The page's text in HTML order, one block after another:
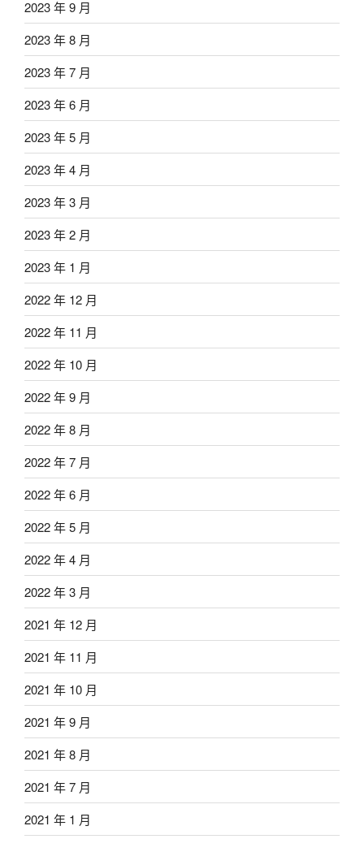
2023 年 9 月
2023 年 8 月
2023 年 7 月
2023 年 6 月
2023 年 5 月
2023 年 4 月
2023 年 3 月
2023 年 2 月
2023 年 1 月
2022 年 12 月
2022 年 11 月
2022 年 10 月
2022 年 9 月
2022 年 8 月
2022 年 7 月
2022 年 6 月
2022 年 5 月
2022 年 4 月
2022 年 3 月
2021 年 12 月
2021 年 11 月
2021 年 10 月
2021 年 9 月
2021 年 8 月
2021 年 7 月
2021 年 1 月